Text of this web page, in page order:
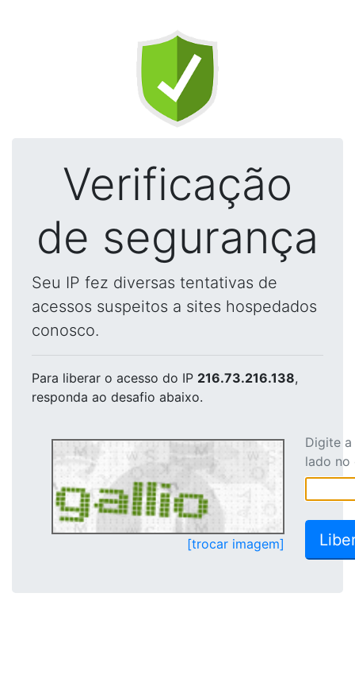
Verificação
de segurança
Seu IP fez diversas tentativas de
acessos suspeitos a sites hospedados
conosco.
Para liberar o acesso do IP 216.73.216.138,
responda ao desafio abaixo.
[trocar imagem]
Digite
lado no